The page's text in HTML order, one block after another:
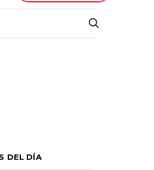
DEL DÍA